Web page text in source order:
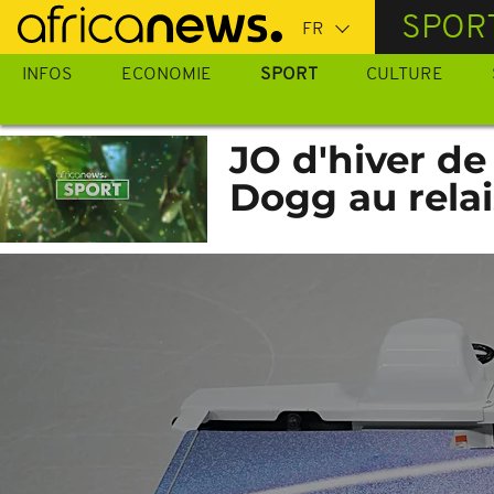
Passer
au
contenu
INFOS ECONOMIE SPORT CULTURE
JO d'hiver
Dogg au